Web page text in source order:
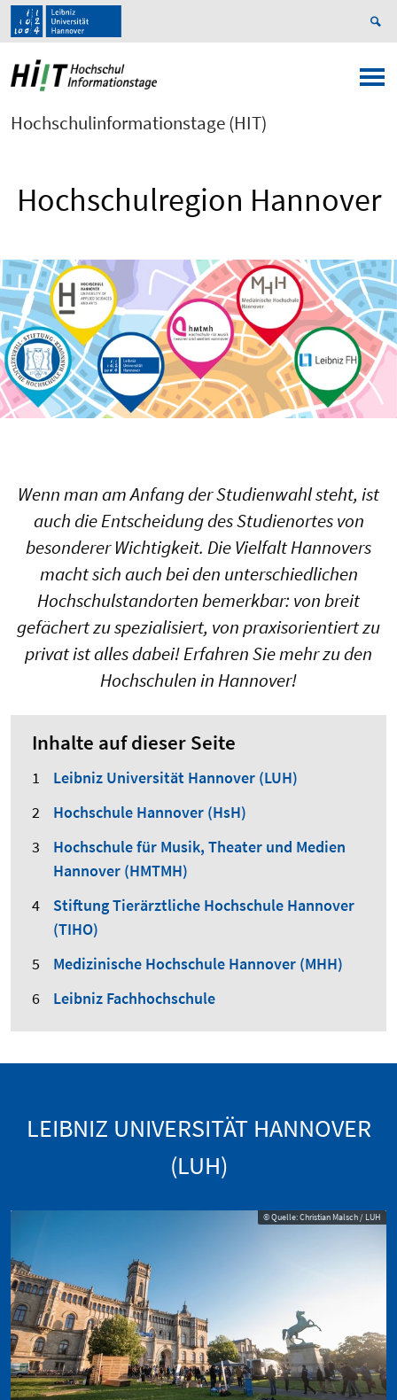
Hochschulinformationstage (HIT)
Hochschulregion Hannover
Wenn man am Anfang der Studienwahl steht, ist
auch die Entscheidung des Studienortes von
besonderer Wichtigkeit. Die Vielfalt Hannovers
macht sich auch bei den unterschiedlichen
Hochschulstandorten bemerkbar: von breit
gefächert zu spezialisiert, von praxisorientiert zu
privat ist alles dabei! Erfahren Sie mehr zu den
Hochschulen in Hannover!
Inhalte auf dieser Seite
Leibniz Universität Hannover (LUH)
Hochschule Hannover (HsH)
Hochschule für Musik, Theater und Medien
Hannover (HMTMH)
Stiftung Tierärztliche Hochschule Hannover
(TIHO)
Medizinische Hochschule Hannover (MHH)
Leibniz Fachhochschule
LEIBNIZ UNIVERSITÄT HANNOVER
(LUH)
© Quelle: Christian Malsch / LUH